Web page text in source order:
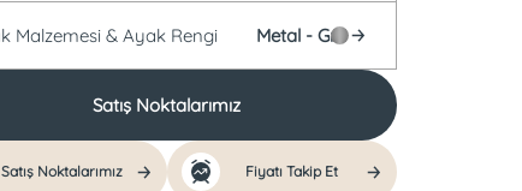
Ayak Malzemesi & Ayak Rengi Metal - Gri
Satış Noktalarımız
Satış Noktalarımız Fiyatı Takip Et